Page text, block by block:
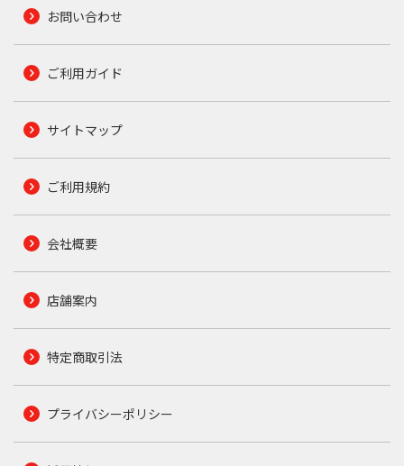
お問い合わせ
ご利用ガイド
サイトマップ
ご利用規約
会社概要
店舗案内
特定商取引法
プライバシーポリシー